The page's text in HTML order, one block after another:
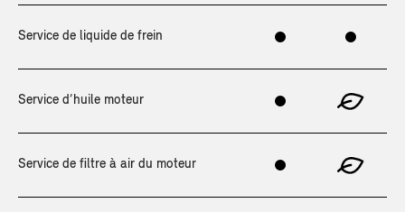
Service de liquide de frein
Service d’huile moteur
Service de filtre à air du moteur